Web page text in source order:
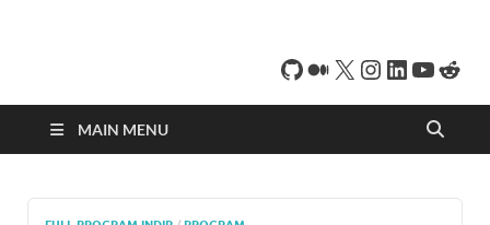
indirebileceğiniz sade
bir indirme sitesidir.
MAIN MENU